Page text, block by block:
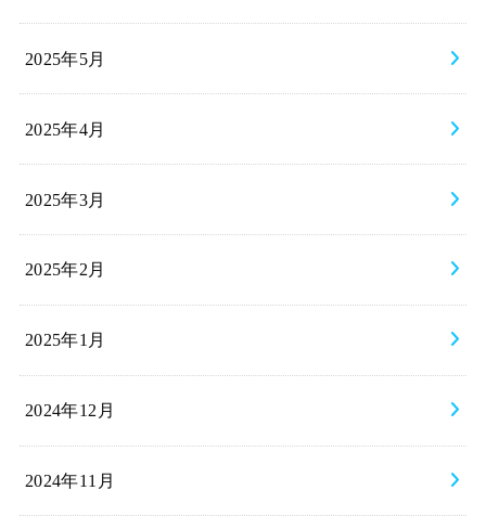
2025年5月
2025年4月
2025年3月
2025年2月
2025年1月
2024年12月
2024年11月